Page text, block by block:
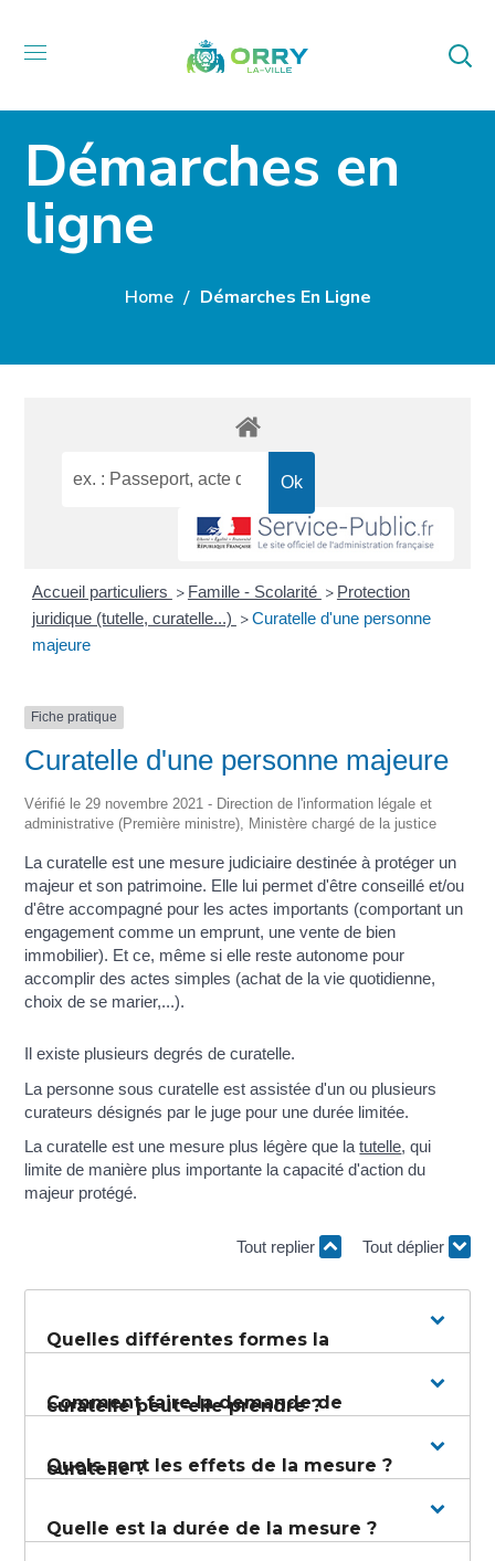
Démarches en
ligne
Home Démarches En Ligne
Accueil particuliers > Famille - Scolarité > Protection
juridique (tutelle, curatelle...) >Curatelle d'une personne
majeure
Fiche pratique
Curatelle d'une personne majeure
Vérifié le 29 novembre 2021 - Direction de l'information légale et
administrative (Première ministre), Ministère chargé de la justice
La curatelle est une mesure judiciaire destinée à protéger un
majeur et son patrimoine. Elle lui permet d'être conseillé et/ou
d'être accompagné pour les actes importants (comportant un
engagement comme un emprunt, une vente de bien
immobilier). Et ce, même si elle reste autonome pour
accomplir des actes simples (achat de la vie quotidienne,
choix de se marier,...).
Il existe plusieurs degrés de curatelle.
La personne sous curatelle est assistée d'un ou plusieurs
curateurs désignés par le juge pour une durée limitée.
La curatelle est une mesure plus légère que latutelle, qui
limite de manière plus importante la capacité d'action du
majeur protégé.
Tout replier Tout déplier
Quelles différentes formes la
curatelle peut-elle prendre ?
Comment faire la demande de
curatelle ?
Quels sont les effets de la mesure ?
Quelle est la durée de la mesure ?